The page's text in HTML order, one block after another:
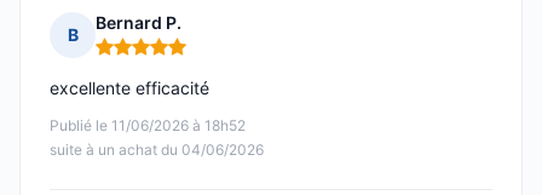
B
Bernard P.
Note : 5 sur 5
Publié le 11/06/2026 à 18h52
suite à un achat du 04/06/2026
excellente efficacité